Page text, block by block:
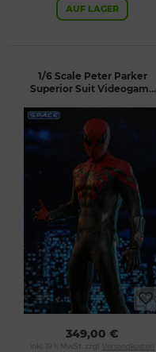
AUF LAGER
1/6 Scale Peter Parker
Superior Suit Videogame
(Marvel's Spider-Man 2)
349,00 €
inkl. 19 % MwSt. zzgl. Versandkosten